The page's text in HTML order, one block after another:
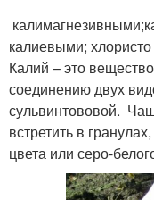
калиевыми;
Калий – это
соединению двух
сульвинтововой.
встретить в
цвета или серо-